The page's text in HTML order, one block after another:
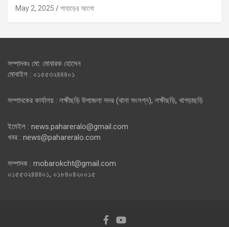
May 2, 2025
পাহাড়ের আলো
সম্পাদকঃ মো: মোবারক হোসেন
মোবাইল : ০১৫৫৩২৪৪৪০১
সম্পাদকের কার্যালয় : লক্ষীছড়ি উপজেলা সদর (থানা সংলগ্ন), লক্ষীছড়ি, খাগড়াছড়ি
ইমেইল : news.pahareralo@gmail.com
খবর : news@pahareralo.com
সম্পাদক : mobarokcht@gmail.com
০১৫৫৩২৪৪৪০১, ০১৮৪০৪২০০১৫